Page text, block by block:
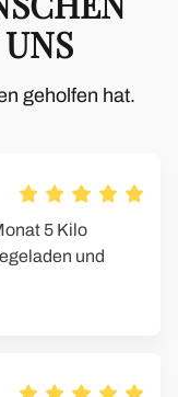
geholfen hat.
5 Kilo
und